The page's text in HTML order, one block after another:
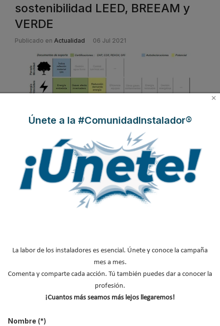
sostenibilidad LEED, BREEAM y
VERDE
Publicado en Actualidad 06 Jul 2021
La cerámica es sostenibilidad, un valor intrínseco a sus productos
y sistemas, gracias a sus características sociales, económicas y
. Es por ello que este tipo de material se ha
reconocidoscertificados de sostenibilidad de los edificios
×
Únete a la #ComunidadInstalador®
La labor de los instaladores es esencial. Únete y conoce la campaña
mes a mes.
Comenta y comparte cada acción. Tú también puedes dar a conocer la
profesión.
¡Cuantos más seamos más lejos llegaremos!
Nombre (*)